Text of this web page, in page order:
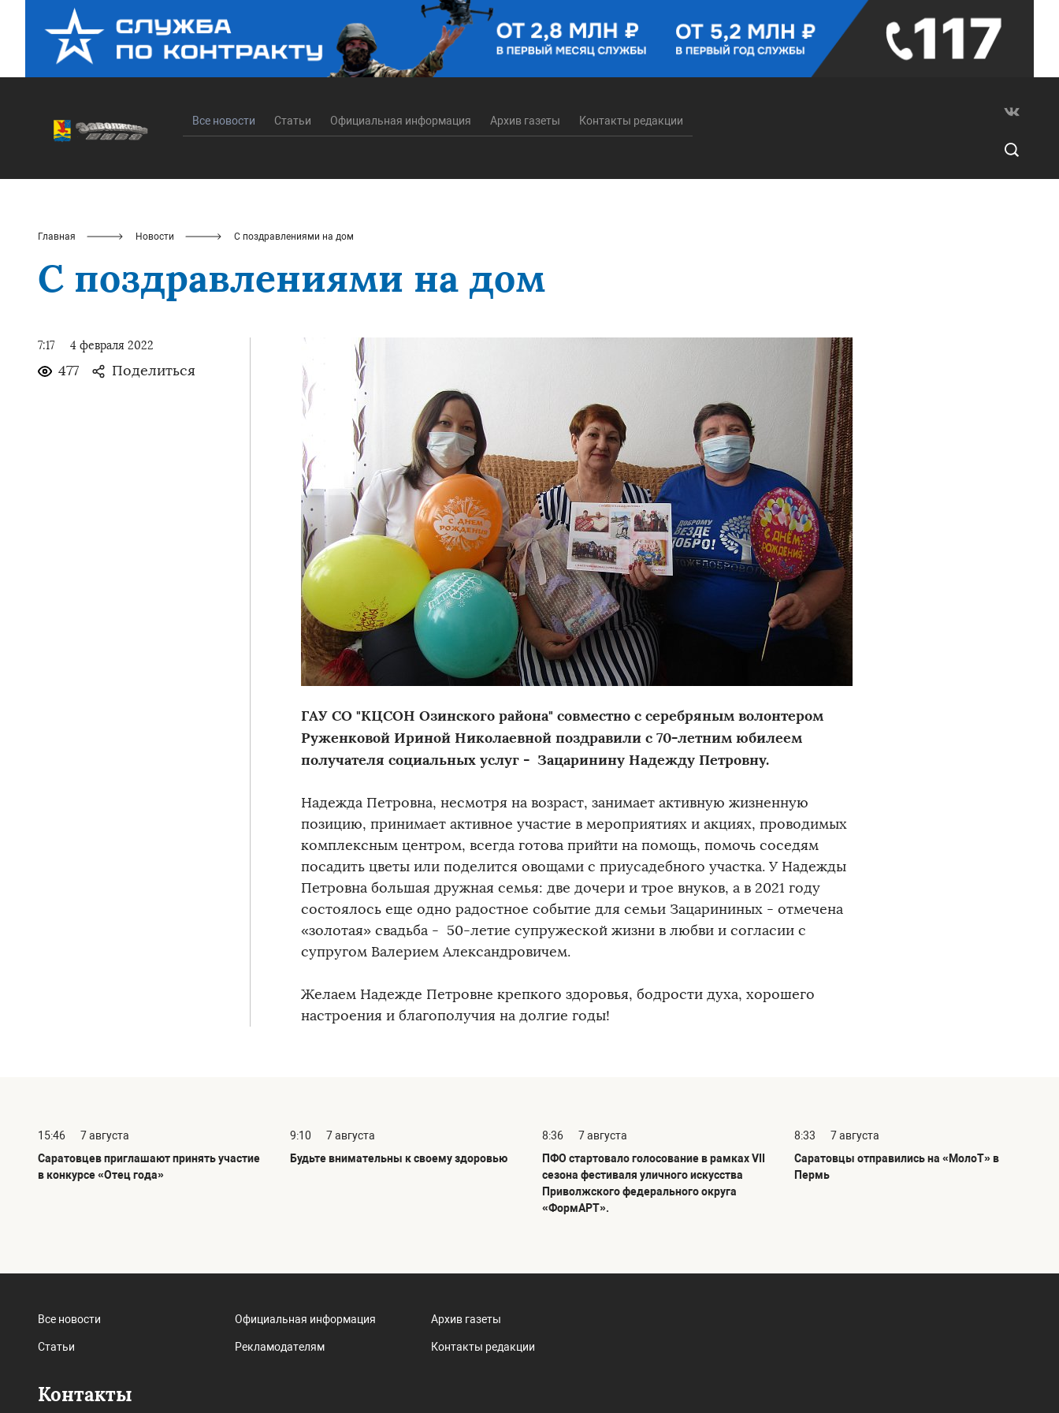
Все новости Статьи Официальная информация Архив газеты Контакты редакции
Главная Новости С поздравлениями на дом
С поздравлениями на дом
7:17 4 февраля 2022
477 Поделиться
ГАУ СО "КЦСОН Озинского района" совместно с серебряным волонтером
Руженковой Ириной Николаевной поздравили с 70-летним юбилеем
получателя социальных услуг - Зацаринину Надежду Петровну.
Надежда Петровна, несмотря на возраст, занимает активную жизненную
позицию, принимает активное участие в мероприятиях и акциях, проводимых
комплексным центром, всегда готова прийти на помощь, помочь соседям
посадить цветы или поделится овощами с приусадебного участка. У Надежды
Петровна большая дружная семья: две дочери и трое внуков, а в 2021 году
состоялось еще одно радостное событие для семьи Зацарининых - отмечена
«золотая» свадьба - 50-летие супружеской жизни в любви и согласии с
супругом Валерием Александровичем.
Желаем Надежде Петровне крепкого здоровья, бодрости духа, хорошего
настроения и благополучия на долгие годы!
15:46
7 августа
Саратовцев приглашают принять участие
в конкурсе «Отец года»
9:10
7 августа
Будьте внимательны к своему здоровью
8:36
7 августа
ПФО стартовало голосование в рамках VII
сезона фестиваля уличного искусства
Приволжского федерального округа
«ФормАРТ».
8:33
7 августа
Саратовцы отправились на «МолоТ» в
Пермь
Все новости
Статьи
Официальная информация
Рекламодателям
Архив газеты
Контакты редакции
Контакты